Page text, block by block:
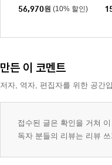
년 세트
56,970원 (10% 할인)
만든 이 코멘트
저자, 역자, 편집자를 위한 공간
접수된 글은 확인을 거쳐
독자 분들의 리뷰는 리뷰